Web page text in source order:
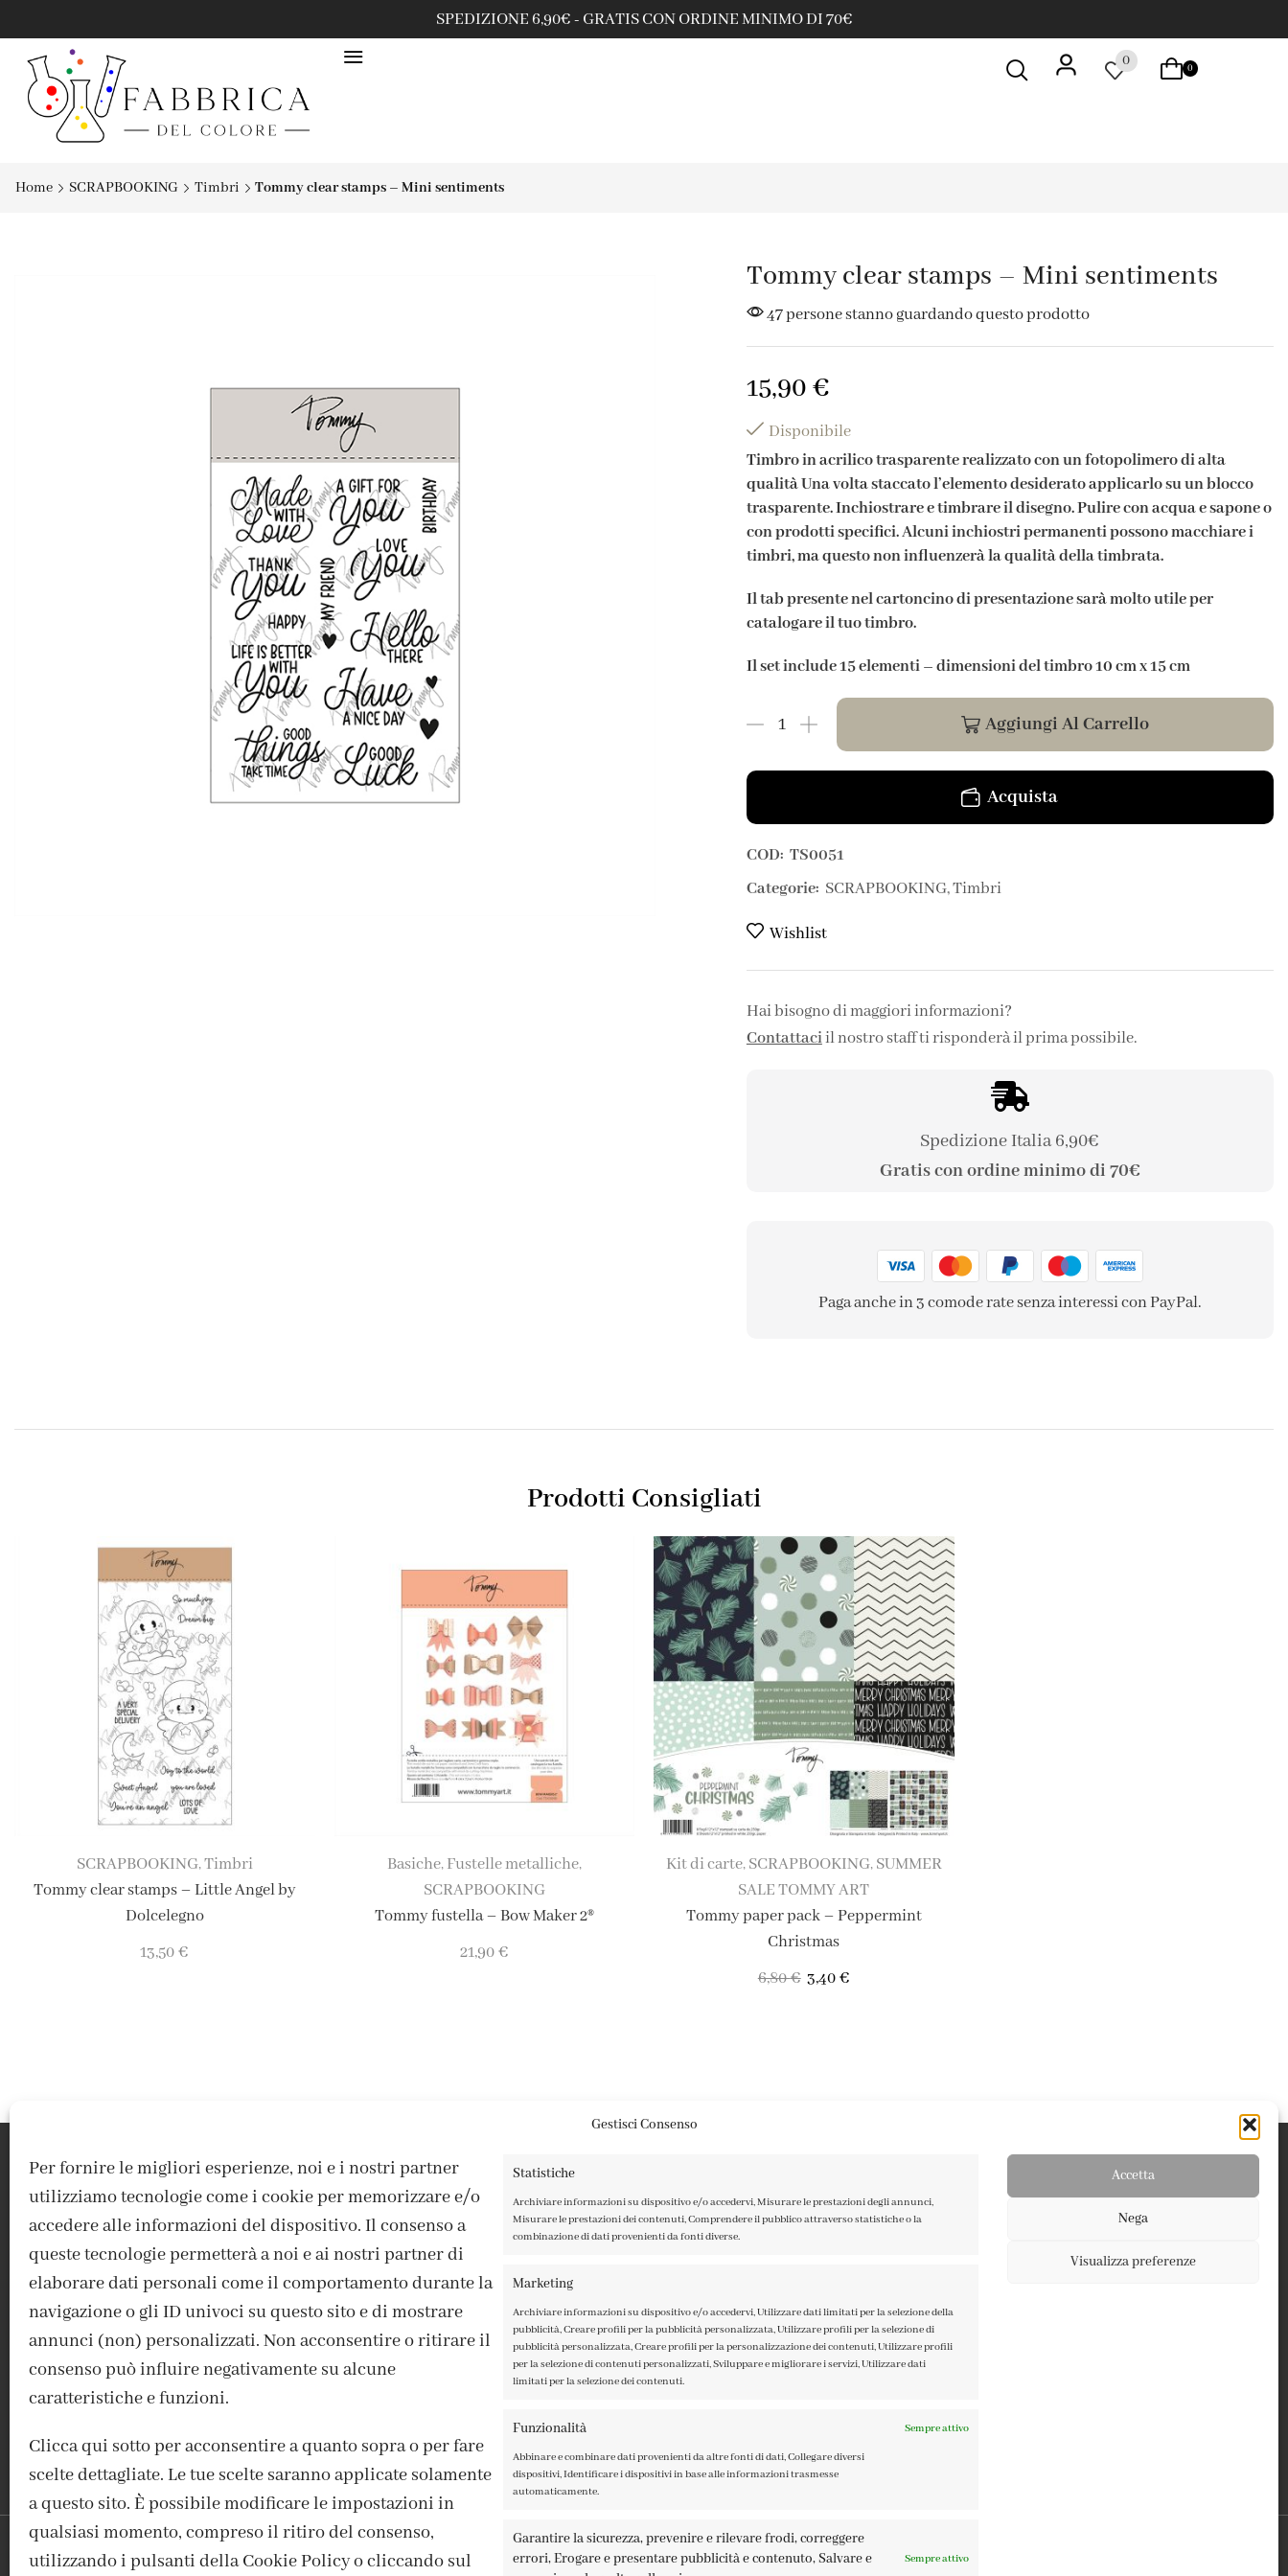
Gestisci Consenso
Per fornire le migliori esperienze, noi e i nostri partner
utilizziamo tecnologie come i cookie per memorizzare e/o
accedere alle informazioni del dispositivo. Il consenso a
queste tecnologie permetterà a noi e ai nostri partner di
elaborare dati personali come il comportamento durante la
navigazione o gli ID univoci su questo sito e di mostrare
annunci (non) personalizzati. Non acconsentire o ritirare il
consenso può influire negativamente su alcune
caratteristiche e funzioni.
Clicca qui sotto per acconsentire a quanto sopra o per fare
scelte dettagliate. Le tue scelte saranno applicate solamente
a questo sito. È possibile modificare le impostazioni in
qualsiasi momento, compreso il ritiro del consenso,
utilizzando i pulsanti della Cookie Policy o cliccando sul
Statistiche
Archiviare informazioni su dispositivo e/o accedervi, Misurare le prestazioni degli annunci,
Misurare le prestazioni dei contenuti, Comprendere il pubblico attraverso statistiche o la
combinazione di dati provenienti da fonti diverse.
Marketing
Archiviare informazioni su dispositivo e/o accedervi, Utilizzare dati limitati per la selezione della
pubblicità, Creare profili per la pubblicità personalizzata, Utilizzare profili per la selezione di
pubblicità personalizzata, Creare profili per la personalizzazione dei contenuti, Utilizzare profili
per la selezione di contenuti personalizzati, Sviluppare e migliorare i servizi, Utilizzare dati
limitati per la selezione dei contenuti.
Funzionalità Sempre attivo
Abbinare e combinare dati provenienti da altre fonti di dati, Collegare diversi
dispositivi, Identificare i dispositivi in base alle informazioni trasmesse
automaticamente.
Garantire la sicurezza, prevenire e rilevare frodi, correggere
errori, Erogare e presentare pubblicità e contenuto, Salvare e
Sempre attivo
Accetta
Nega
Visualizza preferenze
SPEDIZIONE 6,90€ - GRATIS CON ORDINE MINIMO DI 70€
0 0
Home SCRAPBOOKING Timbri Tommy clear stamps – Mini sentiments
Tommy clear stamps – Mini sentiments
47 persone stanno guardando questo prodotto
15,90 €
Disponibile
Timbro in acrilico trasparente realizzato con un fotopolimero di alta
qualità Una volta staccato l’elemento desiderato applicarlo su un blocco
trasparente. Inchiostrare e timbrare il disegno. Pulire con acqua e sapone o
con prodotti specifici. Alcuni inchiostri permanenti possono macchiare i
timbri, ma questo non influenzerà la qualità della timbrata.
Il tab presente nel cartoncino di presentazione sarà molto utile per
catalogare il tuo timbro.
Il set include 15 elementi –dimensioni del timbro 10 cm x 15 cm
Aggiungi Al Carrello
Acquista
COD: TS0051
Categorie: SCRAPBOOKING,Timbri
Wishlist
Hai bisogno di maggiori informazioni?
Contattaciil nostro staff ti risponderà il prima possibile.
Spedizione Italia 6,90€
Gratis con ordine minimo di 70€
Paga anche in 3 comode rate senza interessi con PayPal.
Prodotti Consigliati
SCRAPBOOKING,Timbri
Tommy clear stamps – Little Angel by
Dolcelegno
13,50€
Basiche, Fustelle metalliche,
SCRAPBOOKING
Tommy fustella – Bow Maker 2®
21,90€
Kit di carte, SCRAPBOOKING, SUMMER
SALE TOMMY ART
Tommy paper pack – Peppermint
Christmas
6,80€ 3,40€
ACCEDI / REGISTRATI IL MIO ACCOUNT
ISCRIVITI ALLA NEWSLETTER
FABBRICA DEL COLORE, VIA TAGLIAMENTO 13, 23900 LECCO – ©ABRALUX SRL P.IVA 01504540137 | DESIGN BY